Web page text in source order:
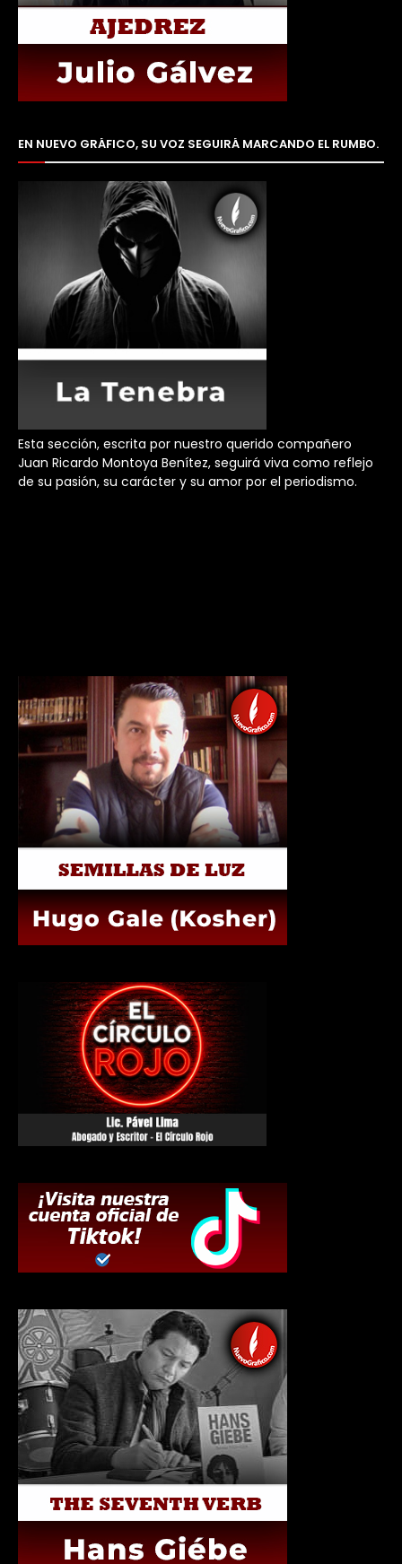
EN NUEVO GRÁFICO, SU VOZ SEGUIRÁ MARCANDO EL RUMBO.
Esta sección, escrita por nuestro querido compañero
Juan Ricardo Montoya Benítez, seguirá viva como reflejo
de su pasión, su carácter y su amor por el periodismo.